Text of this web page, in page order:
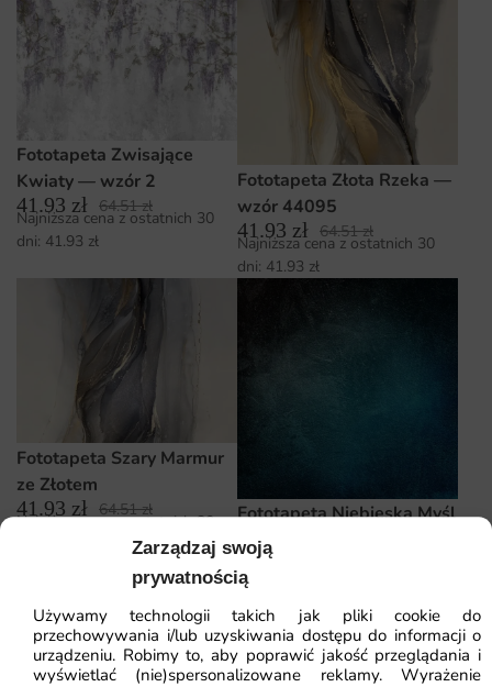
Zarządzaj swoją
prywatnością
Używamy technologii takich jak pliki cookie do
przechowywania i/lub uzyskiwania dostępu do informacji o
urządzeniu. Robimy to, aby poprawić jakość przeglądania i
wyświetlać (nie)spersonalizowane reklamy. Wyrażenie
Fototapeta Zwisające
Kwiaty — wzór 2
41.93 zł 64.51zł
Najniższa cena z ostatnich 30
dni: 41.93 zł
Fototapeta Złota Rzeka —
wzór 44095
41.93 zł 64.51zł
Najniższa cena z ostatnich 30
dni: 41.93 zł
Fototapeta Szary Marmur
ze Złotem
41.93 zł 64.51zł
Najniższa cena z ostatnich 30
Fototapeta Niebieska Myśl
41.93
Najniższa cena z ostatnich 30